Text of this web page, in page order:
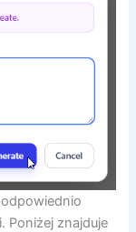
Poniżej znajduje